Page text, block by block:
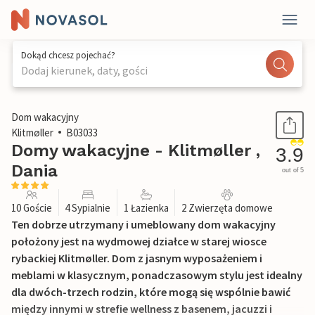
Dokąd chcesz pojechać?
Dodaj kierunek, daty, gości
1 / 22
Dom wakacyjny
Klitmøller
B03033
Domy wakacyjne - Klitmøller ,
Dania
3.9
out of 5
10 Goście 4 Sypialnie 1 Łazienka 2 Zwierzęta domowe
Ten dobrze utrzymany i umeblowany dom wakacyjny
położony jest na wydmowej działce w starej wiosce
rybackiej Klitmøller. Dom z jasnym wyposażeniem i
meblami w klasycznym, ponadczasowym stylu jest idealny
dla dwóch-trzech rodzin, które mogą się wspólnie bawić
między innymi w strefie wellness z basenem, jacuzzi i